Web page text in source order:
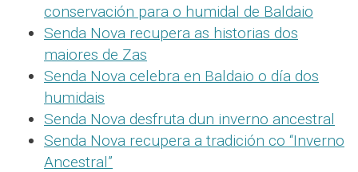
conservación para o humidal de Baldaio
Senda Nova recupera as historias dos
maiores de Zas
Senda Nova celebra en Baldaio o día dos
humidais
Senda Nova desfruta dun inverno ancestral
Senda Nova recupera a tradición co “Inverno
Ancestral”